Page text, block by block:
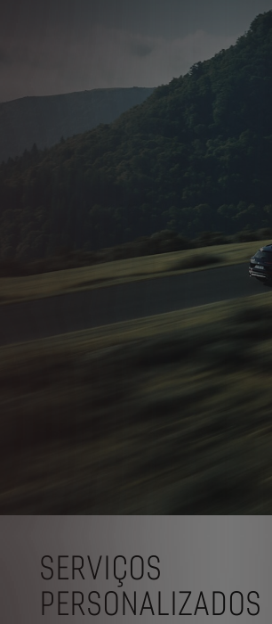
SERVIÇOS
PERSONALIZADOS